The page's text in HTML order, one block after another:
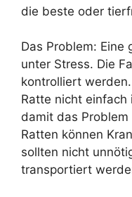
die beste oder
Das Problem: Eine
unter Stress. Die
kontrolliert
Ratte nicht
damit das
Ratten können
sollten nicht
transportiert